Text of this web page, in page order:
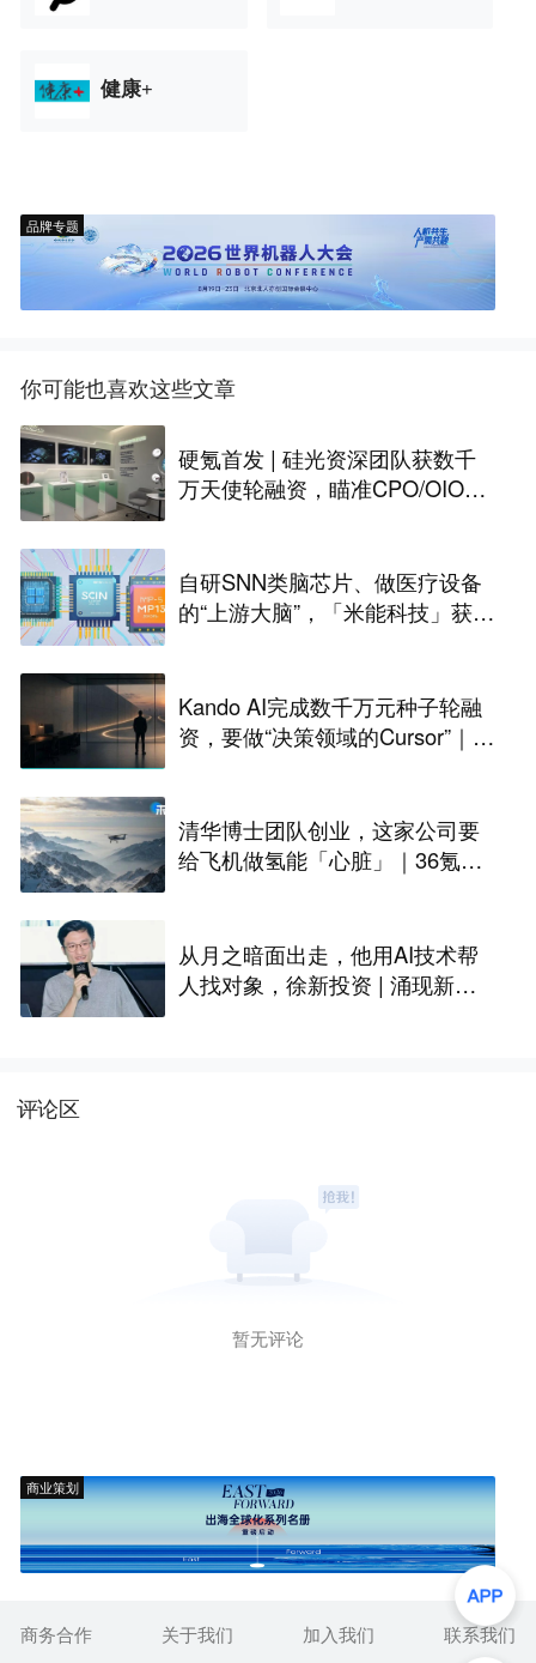
健康+
品牌专题
你可能也喜欢这些文章
硬氪首发 | 硅光资深团队获数千
万天使轮融资，瞄准CPO/OIO下
自研SNN类脑芯片、做医疗设备
的“上游大脑”，「米能科技」获数
Kando AI完成数千万元种子轮融
资，要做“决策领域的Cursor”｜涌
清华博士团队创业，这家公司要
给飞机做氢能「心脏」｜36氪首
从月之暗面出走，他用AI技术帮
人找对象，徐新投资 | 涌现新项
评论区
暂无评论
商业策划
商务合作 关于我们 加入我们 联系我们